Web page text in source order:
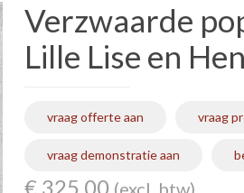
Verzwaarde
Lille Lise en
vraag offerte aan vraag
vraag demonstratie aan
€ 325,00 (excl. btw)